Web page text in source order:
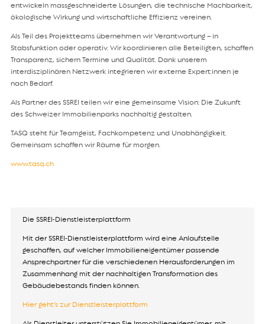
entwickeln massgeschneiderte Lösungen, die technische Machbarkeit,
ökologische Wirkung und wirtschaftliche Effizienz vereinen.
Als Teil des Projektteams übernehmen wir Verantwortung – in
Stabsfunktion oder operativ. Wir koordinieren alle Beteiligten, schaffen
Transparenz, sichern Termine und Qualität. Dank unserem
interdisziplinären Netzwerk integrieren wir externe Expert:innen je
nach Bedarf.
Als Partner des SSREI teilen wir eine gemeinsame Vision: Die Zukunft
des Schweizer Immobilienparks nachhaltig gestalten.
TASQ steht für Teamgeist, Fachkompetenz und Unabhängigkeit.
Gemeinsam schaffen wir Räume für morgen.
www.tasq.ch
Die SSREI-Dienstleisterplattform
Mit der SSREI-Dienstleisterplattform wird eine Anlaufstelle
geschaffen, auf welcher Immobilieneigentümer passende
Ansprechpartner für die verschiedenen Herausforderungen im
Zusammenhang mit der nachhaltigen Transformation des
Gebäudebestands finden können.
Hier geht’s zur Dienstleisterplattform